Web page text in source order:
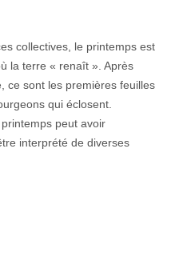
collectives, le printemps est
la terre « renaît ». Après
ce sont les premières feuilles
qui éclosent.
peut avoir
interprété de diverses